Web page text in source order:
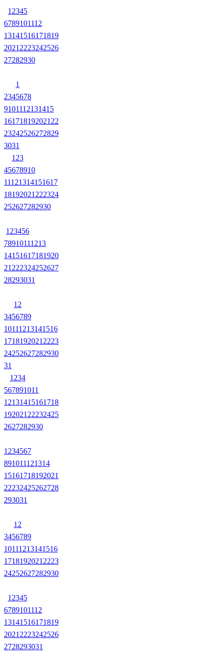
1 2345
6789101112
13141516171819
2021 2223242526
27282930
1
2345678
9101112131415
161718192021 22
23242526272829
3031
1 23
45678910
11121314151617
18192021 222324
252627282930
1 23456
78910111213
14151617181920
21 222324252627
28293031
1 2
3456789
10111213141516
1718192021 2223
24252627282930
31
1 234
567891011
12131415161718
192021 22232425
2627282930
1 234567
891011121314
15161718192021
22232425262728
293031
1 2
3456789
10111213141516
1718192021 2223
24252627282930
1 2345
6789101112
13141516171819
2021 2223242526
2728293031